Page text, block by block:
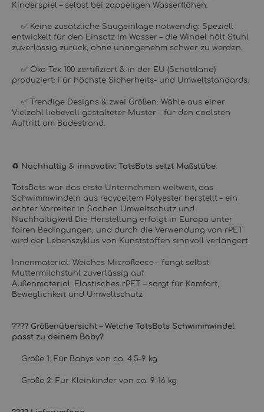
Kinderspiel – selbst bei zappeligen Wasserflöhen.
✅ Keine zusätzliche Saugeinlage notwendig: Speziell
entwickelt für den Einsatz im Wasser – die Windel hält Stuhl
zuverlässig zurück, ohne unangenehm schwer zu werden.
✅ Öko-Tex 100 zertifiziert & in der EU (Schottland)
produziert: Für höchste Sicherheits- und Umweltstandards.
✅ Trendige Designs & zwei Größen: Wähle aus einer
Vielzahl liebevoll gestalteter Muster – für den coolsten
Auftritt am Badestrand.
♻️ Nachhaltig & innovativ: TotsBots setzt Maßstäbe
TotsBots war das erste Unternehmen weltweit, das
Schwimmwindeln aus recyceltem Polyester herstellt – ein
echter Vorreiter in Sachen Umweltschutz und
Nachhaltigkeit! Die Herstellung erfolgt in Europa unter
fairen Bedingungen, und durch die Verwendung von rPET
wird der Lebenszyklus von Kunststoffen sinnvoll verlängert.
Innenmaterial: Weiches Microfleece – fängt selbst
Muttermilchstuhl zuverlässig auf
Außenmaterial: Elastisches rPET – sorgt für Komfort,
Beweglichkeit und Umweltschutz
???? Größenübersicht – Welche TotsBots Schwimmwindel
passt zu deinem Baby?
Größe 1: Für Babys von ca. 4,5–9 kg
Größe 2: Für Kleinkinder von ca. 9–16 kg